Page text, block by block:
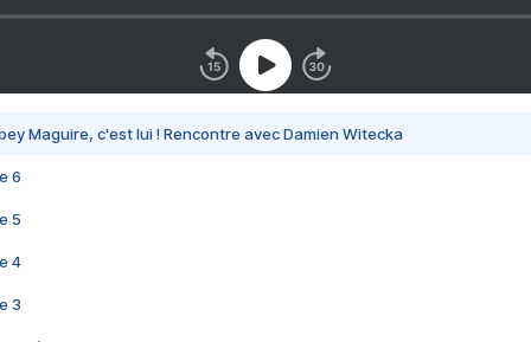
Maguire, c'est lui ! Rencontre avec Damien Witecka
6
5
4
3